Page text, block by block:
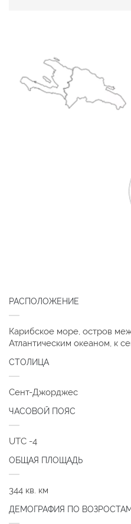
РАСПОЛОЖЕНИЕ
Карибское море, остров
Атлантическим океаном, к
СТОЛИЦА
Сент-Джорджес
ЧАСОВОЙ ПОЯС
UTC -4
ОБЩАЯ ПЛОЩАДЬ
344 кв. км
ДЕМОГРАФИЯ ПО ВОЗРОСТАМ